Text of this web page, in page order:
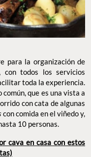
para la organización de
con todos los servicios
toda la experiencia.
que es una vista a
con cata de algunas
con comida en el viñedo y,
10 personas.
cava en casa con estos